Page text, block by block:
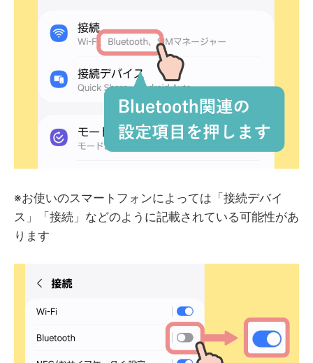
※お使いのスマートフォンによっては「接続デバイ
ス」「接続」などのように記載されている可能性があ
ります